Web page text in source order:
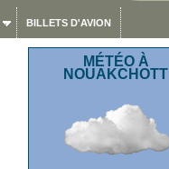
BILLETS D'AVION
MÉTÉO À
NOUAKCHOTT